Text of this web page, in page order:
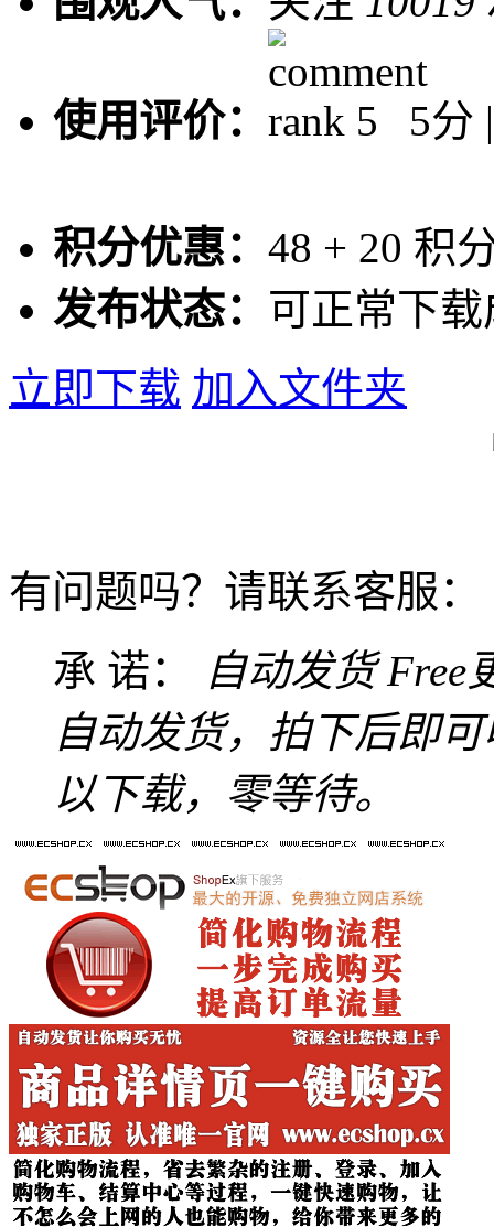
使用评价： 5分
积分优惠： 48 + 20 积
发布状态： 可正常下
立即下载 加入文件夹
有问题吗？请联系客服：
承 诺：
自动发货 Free
自动发货，拍下后即
以下载，零等待。